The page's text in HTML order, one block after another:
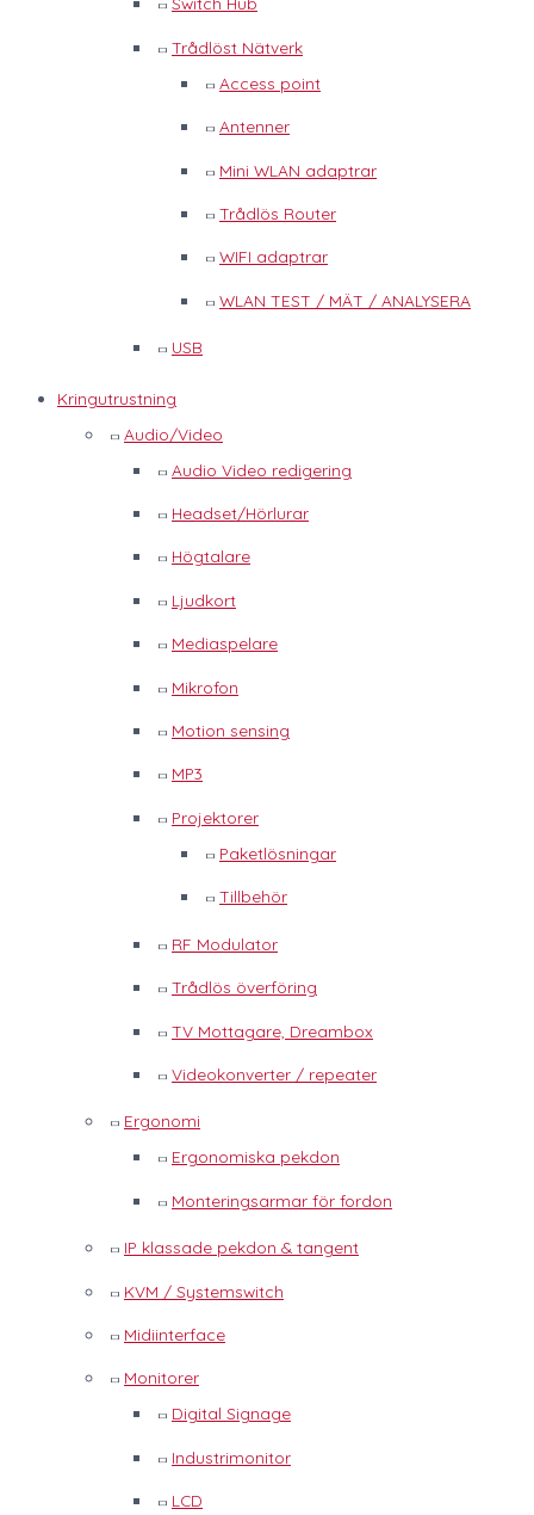
Trådlöst Nätverk
Access point
Antenner
Mini WLAN adaptrar
Trådlös Router
WIFI adaptrar
WLAN TEST / MÄT / ANALYSERA
USB
Kringutrustning
Audio/Video
Audio Video redigering
Headset/Hörlurar
Högtalare
Ljudkort
Mediaspelare
Mikrofon
Motion sensing
MP3
Projektorer
Paketlösningar
Tillbehör
RF Modulator
Trådlös överföring
TV Mottagare, Dreambox
Videokonverter / repeater
Ergonomi
Ergonomiska pekdon
Monteringsarmar för fordon
IP klassade pekdon & tangent
KVM / Systemswitch
Midiinterface
Monitorer
Digital Signage
Industrimonitor
LCD